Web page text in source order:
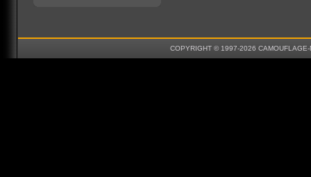
COPYRIGHT © 1997-2026 CAMOUFLAGE-